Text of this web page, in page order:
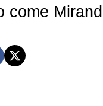
come